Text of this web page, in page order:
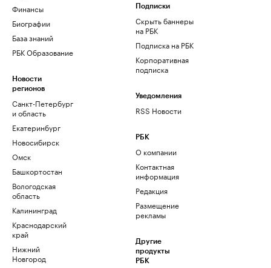
Финансы
Биографии
База знаний
РБК Образование
Новости
регионов
Санкт-Петербург
и область
Екатеринбург
Новосибирск
Омск
Башкортостан
Вологодская
область
Калининград
Краснодарский
край
Нижний
Новгород
Подписки
Скрыть баннеры
на РБК
Подписка на РБК
Корпоративная
подписка
Уведомления
RSS Новости
РБК
О компании
Контактная
информация
Редакция
Размещение
рекламы
Другие
продукты
РБК